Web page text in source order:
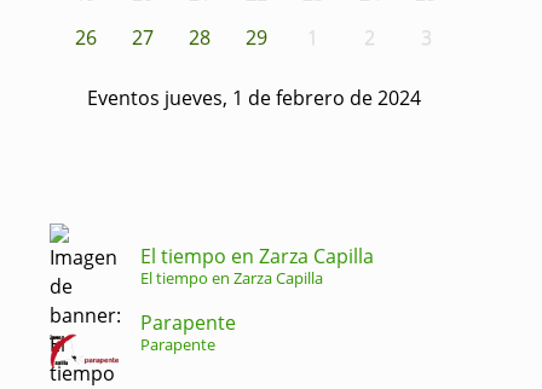
26
27 28 29 1 2 3
Eventos jueves, 1 de febrero de 2024
El tiempo en Zarza Capilla
El tiempo en Zarza Capilla
Parapente
Parapente